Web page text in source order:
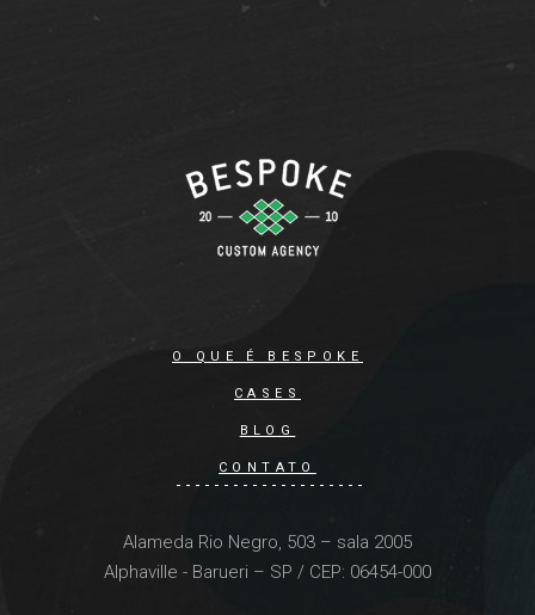
O QUE É BESPOKE
CASES
BLOG
CONTATO
Alameda Rio Negro, 503 – sala 2005
Alphaville - Barueri – SP / CEP: 06454-000